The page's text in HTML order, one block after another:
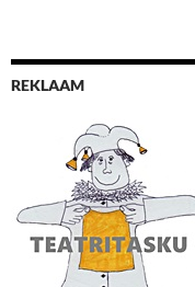
REKLAAM